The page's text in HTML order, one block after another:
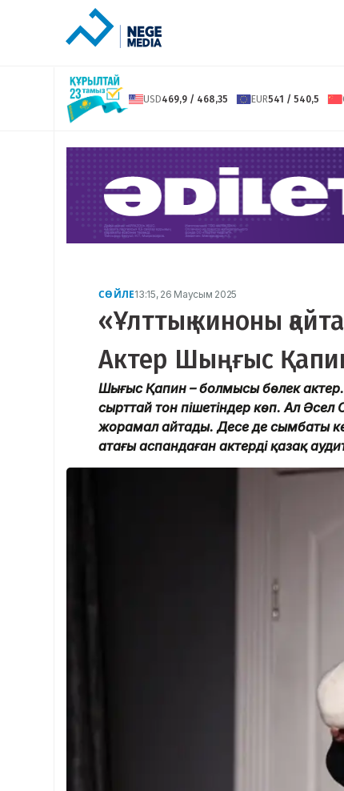
USD469,9 / 468,35 EUR541 / 540,5
СӨЙЛЕ13:15, 26 Маусым 2025
«Ұлттық киноны
Актер Шыңғыс
Шыңғыс Қапин – болмысы бөлек
сырттай тон пішетіндер көп. Ал Әсел
жорамал айтады. Десе де сымбаты
атағы аспандаған актерді қазақ